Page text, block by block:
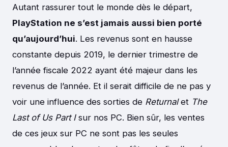
Autant rassurer tout le monde dès le départ,
PlayStation ne s’est jamais aussi bien porté
qu’aujourd’hui. Les revenus sont en hausse
constante depuis 2019, le dernier trimestre de
l’année fiscale 2022 ayant été majeur dans les
revenus de l’année. Et il serait difficile de ne pas y
voir une influence des sorties de Returnalet The
Last of Us Part Isur nos PC. Bien sûr, les ventes
de ces jeux sur PC ne sont pas les seules